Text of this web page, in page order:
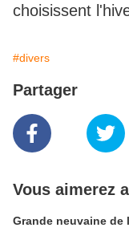
choisissent
#divers
Partager
Vous aimerez
Grande neuvaine de